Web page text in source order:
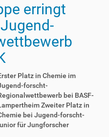
erringt
Platz in Chemie im
forscht-
bei BASF-
Zweiter Platz in
bei Jugend-forscht-
für Jungforscher